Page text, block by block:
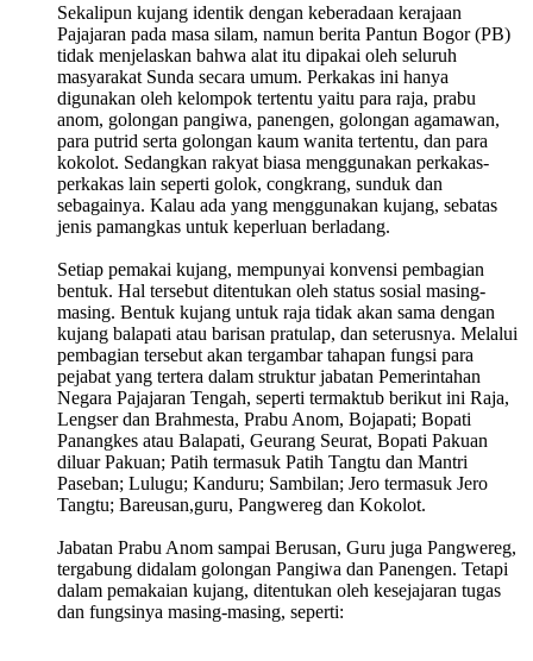
Sekalipun kujang identik dengan keberadaan kerajaan
Pajajaran pada masa silam, namun berita Pantun Bogor (PB)
tidak menjelaskan bahwa alat itu dipakai oleh seluruh
masyarakat Sunda secara umum. Perkakas ini hanya
digunakan oleh kelompok tertentu yaitu para raja, prabu
anom, golongan pangiwa, panengen, golongan agamawan,
para putrid serta golongan kaum wanita tertentu, dan para
kokolot. Sedangkan rakyat biasa menggunakan perkakas-
perkakas lain seperti golok, congkrang, sunduk dan
sebagainya. Kalau ada yang menggunakan kujang, sebatas
jenis pamangkas untuk keperluan berladang.
Setiap pemakai kujang, mempunyai konvensi pembagian
bentuk. Hal tersebut ditentukan oleh status sosial masing-
masing. Bentuk kujang untuk raja tidak akan sama dengan
kujang balapati atau barisan pratulap, dan seterusnya. Melalui
pembagian tersebut akan tergambar tahapan fungsi para
pejabat yang tertera dalam struktur jabatan Pemerintahan
Negara Pajajaran Tengah, seperti termaktub berikut ini Raja,
Lengser dan Brahmesta, Prabu Anom, Bojapati; Bopati
Panangkes atau Balapati, Geurang Seurat, Bopati Pakuan
diluar Pakuan; Patih termasuk Patih Tangtu dan Mantri
Paseban; Lulugu; Kanduru; Sambilan; Jero termasuk Jero
Tangtu; Bareusan,guru, Pangwereg dan Kokolot.
Jabatan Prabu Anom sampai Berusan, Guru juga Pangwereg,
tergabung didalam golongan Pangiwa dan Panengen. Tetapi
dalam pemakaian kujang, ditentukan oleh kesejajaran tugas
dan fungsinya masing-masing, seperti: